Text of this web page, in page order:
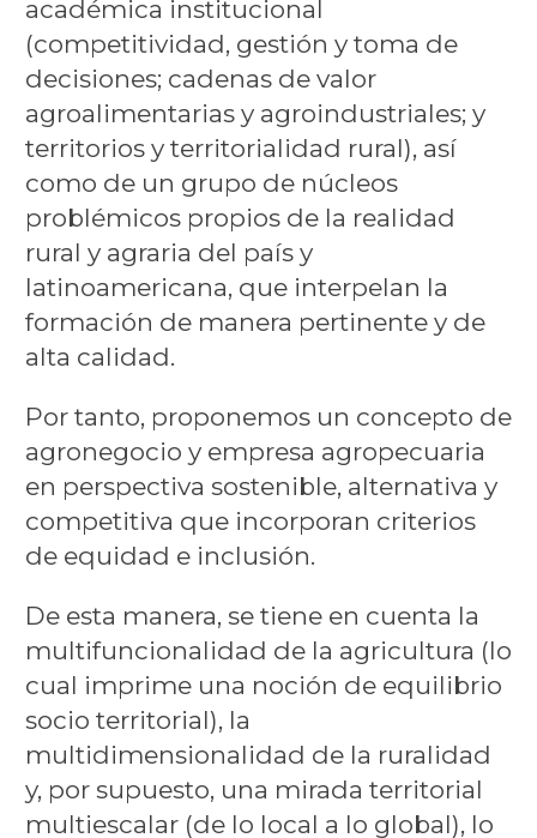
académica institucional
(competitividad, gestión y toma de
decisiones; cadenas de valor
agroalimentarias y agroindustriales; y
territorios y territorialidad rural), así
como de un grupo de núcleos
problémicos propios de la realidad
rural y agraria del país y
latinoamericana, que interpelan la
formación de manera pertinente y de
alta calidad.
Por tanto, proponemos un concepto de
agronegocio y empresa agropecuaria
en perspectiva sostenible, alternativa y
competitiva que incorporan criterios
de equidad e inclusión.
De esta manera, se tiene en cuenta la
multifuncionalidad de la agricultura (lo
cual imprime una noción de equilibrio
socio territorial), la
multidimensionalidad de la ruralidad
y, por supuesto, una mirada territorial
multiescalar (de lo local a lo global), lo